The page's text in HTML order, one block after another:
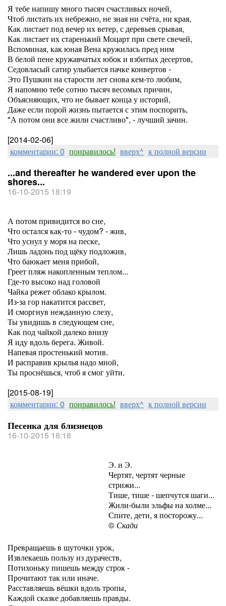
Я тебе напишу много тысяч счастливых ночей,
Чтоб листать их небрежно, не зная ни счёта, ни края,
Как листает под вечер их ветер, с деревьев срывая,
Как листает их старенький Моцарт при свете свечей,
Вспоминая, как юная Вена кружилась пред ним
В белой пене кружавчатых юбок и взбитых десертов,
Седовласый сатир улыбается пачке конвертов -
Это Пушкин на старости лет снова кем-то любим,
Я напомню тебе сотню тысяч весомых причин,
Объясняющих, что не бывает конца у историй,
Даже если порой жизнь пытается с этим поспорить,
"А потом они все жили счастливо", - лучший зачин.
[2014-02-06]
комментарии: 0 понравилось! вверх^ к полной версии
...and thereafter he wandered ever upon the
shores...
16-10-2015 18:19
А потом привидится во сне,
Что остался как-то - чудом? - жив,
Что уснул у моря на песке,
Лишь ладонь под щёку подложив,
Что баюкает меня прибой,
Греет пляж накопленным теплом...
Где-то высоко над головой
Чайка режет облако крылом.
Из-за гор накатится рассвет,
И сморгнув нежданную слезу,
Ты увидишь в следующем сне,
Как под чайкой далеко внизу
Я иду вдоль берега. Живой.
Напевая простенький мотив.
И расправив крылья надо мной,
Ты проснёшься, чтоб я смог уйти.
[2015-08-19]
комментарии: 0 понравилось! вверх^ к полной версии
Песенка для близнецов
16-10-2015 18:18
Э. и Э.
Чертят, чертят черные
стрижи...
Тише, тише - шепчутся шаги...
Жили-были эльфы на холме...
Спите, дети, я посторожу...
© Скади
Превращаешь в шуточки урок,
Извлекаешь пользу из дурачеств,
Потихоньку пишешь между строк -
Прочитают так или иначе.
Расставляешь вёшки вдоль тропы,
Каждой сказке добавляешь правды.